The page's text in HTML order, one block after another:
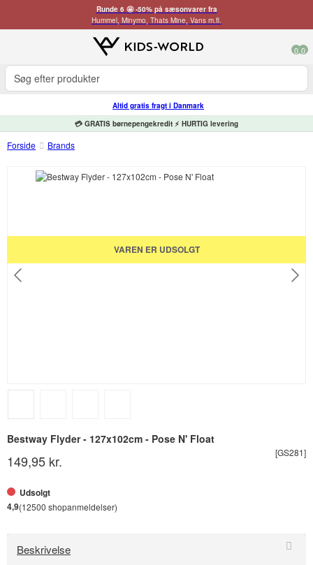
Runde 6 🤩 -50% på sæsonvarer fra
Hummel, Minymo, Thats Mine, Vans m.fl.
0 0
Altid gratis fragt i Danmark
💳 GRATIS børnepengekredit ⚡ HURTIG levering
Forside Brands
VAREN ER UDSOLGT
Bestway Flyder - 127x102cm - Pose N' Float
[GS281]
149,95 kr.
Udsolgt
4,9(12500 shopanmeldelser)
Beskrivelse